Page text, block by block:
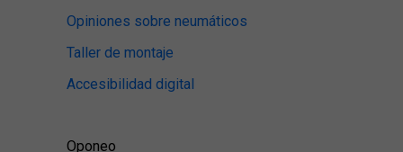
Opiniones sobre neumáticos
Taller de montaje
Accesibilidad digital
Oponeo